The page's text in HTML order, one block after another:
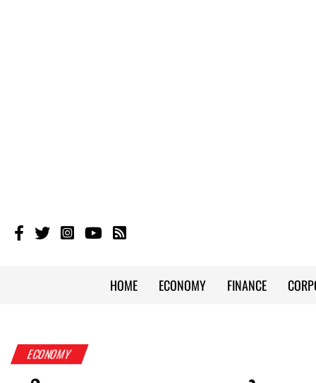
HOME ECONOMY FINANCE
ECONOMY